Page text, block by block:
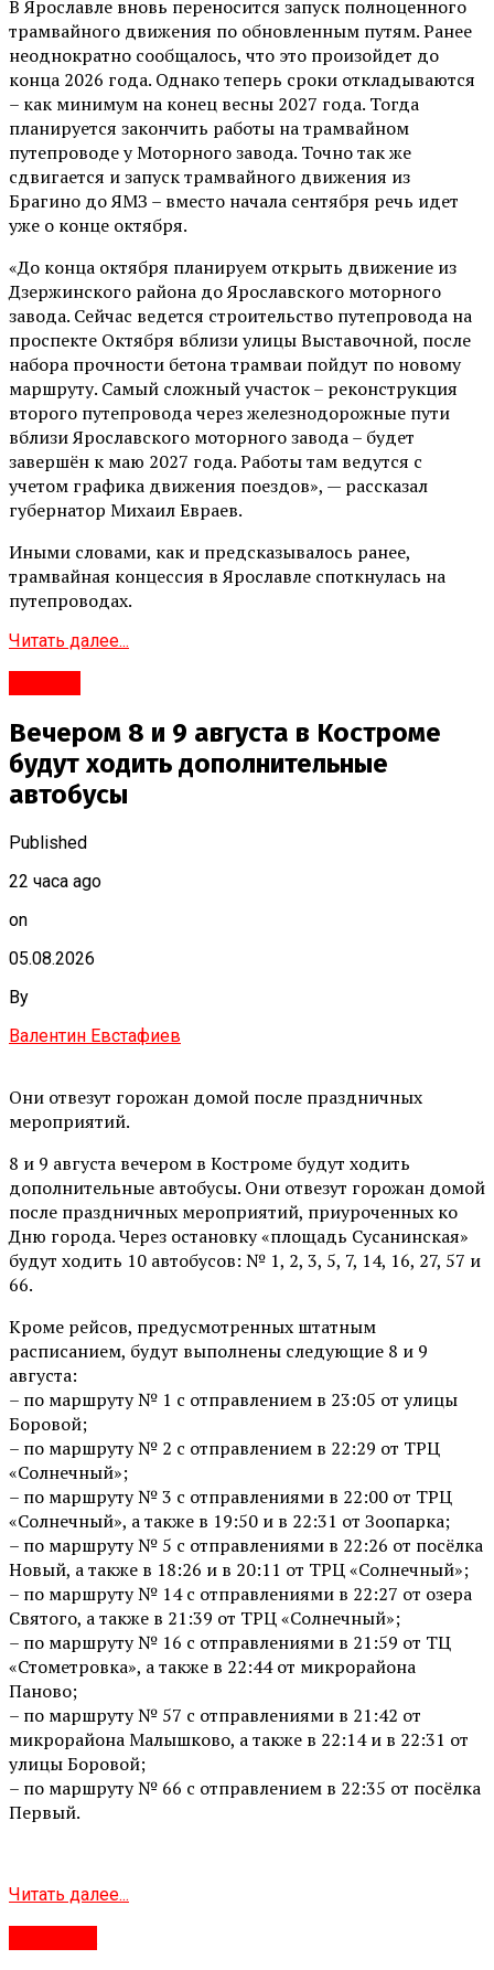
В Ярославле вновь переносится запуск полноценного
трамвайного движения по обновленным путям. Ранее
неоднократно сообщалось, что это произойдет до
конца 2026 года. Однако теперь сроки откладываются
– как минимум на конец весны 2027 года. Тогда
планируется закончить работы на трамвайном
путепроводе у Моторного завода. Точно так же
сдвигается и запуск трамвайного движения из
Брагино до ЯМЗ – вместо начала сентября речь идет
уже о конце октября.
«До конца октября планируем открыть движение из
Дзержинского района до Ярославского моторного
завода. Сейчас ведется строительство путепровода на
проспекте Октября вблизи улицы Выставочной, после
набора прочности бетона трамваи пойдут по новому
маршруту. Самый сложный участок – реконструкция
второго путепровода через железнодорожные пути
вблизи Ярославского моторного завода – будет
завершён к маю 2027 года. Работы там ведутся с
учетом графика движения поездов», — рассказал
губернатор Михаил Евраев.
Иными словами, как и предсказывалось ранее,
трамвайная концессия в Ярославле споткнулась на
путепроводах.
Читать далее...
Вечером 8 и 9 августа в Костроме
будут ходить дополнительные
автобусы
Published
22 часа ago
on
05.08.2026
By
Валентин Евстафиев
Они отвезут горожан домой после праздничных
мероприятий.
8 и 9 августа вечером в Костроме будут ходить
дополнительные автобусы. Они отвезут горожан домой
после праздничных мероприятий, приуроченных ко
Дню города. Через остановку «площадь Сусанинская»
будут ходить 10 автобусов: № 1, 2, 3, 5, 7, 14, 16, 27, 57 и
66.
Кроме рейсов, предусмотренных штатным
расписанием, будут выполнены следующие 8 и 9
августа:
– по маршруту № 1 с отправлением в 23:05 от улицы
Боровой;
– по маршруту № 2 с отправлением в 22:29 от ТРЦ
«Солнечный»;
– по маршруту № 3 с отправлениями в 22:00 от ТРЦ
«Солнечный», а также в 19:50 и в 22:31 от Зоопарка;
– по маршруту № 5 с отправлениями в 22:26 от посёлка
Новый, а также в 18:26 и в 20:11 от ТРЦ «Солнечный»;
– по маршруту № 14 с отправлениями в 22:27 от озера
Святого, а также в 21:39 от ТРЦ «Солнечный»;
– по маршруту № 16 с отправлениями в 21:59 от ТЦ
«Стометровка», а также в 22:44 от микрорайона
Паново;
– по маршруту № 57 с отправлениями в 21:42 от
микрорайона Малышково, а также в 22:14 и в 22:31 от
улицы Боровой;
– по маршруту № 66 с отправлением в 22:35 от посёлка
Первый.
Читать далее...